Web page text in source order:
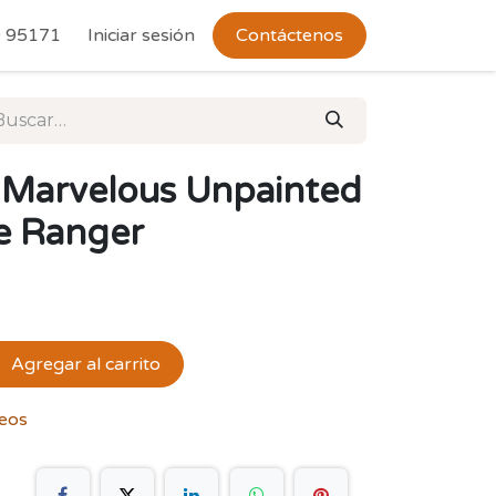
Iniciar sesión Contáctenos
Unpainted
Ranger
Agregar al carrito